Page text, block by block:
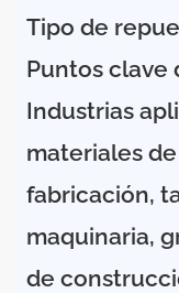
Tipo de
Puntos clave
Industrias
materiales
fabricación,
maquinaria,
de